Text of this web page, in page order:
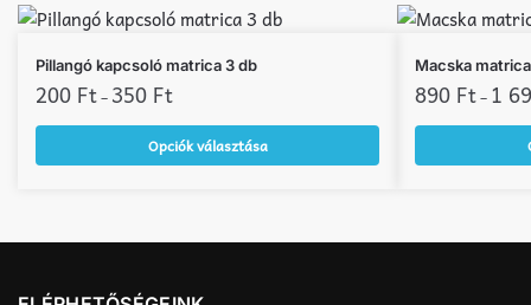
Pillangó kapcsoló matrica 3 db
200 Ft– 350 Ft
Opciók választása
Ennek
a
terméknek
a
Macska
890 Ft– 1
Ennek
a
terméknek